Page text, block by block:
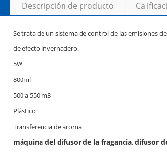
Descripción de producto
Se trata de un sistema de control de las emisiones de
de efecto invernadero.
5W
800ml
500 a 550 m3
Plástico
Transferencia de aroma
máquina del difusor de la fragancia,difusor